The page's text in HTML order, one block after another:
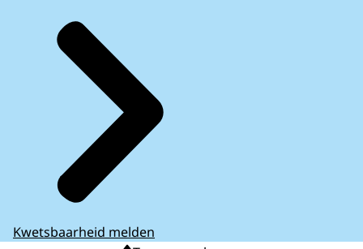
Kwetsbaarheid melden